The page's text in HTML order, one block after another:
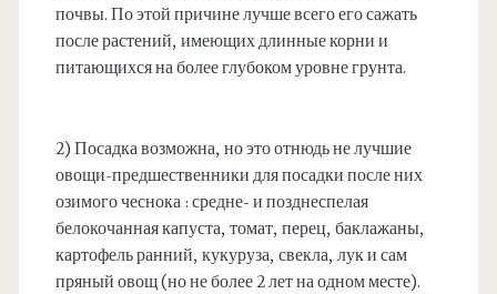
почвы. По этой причине лучше всего его сажать
после растений, имеющих длинные корни и
питающихся на более глубоком уровне грунта.
2) Посадка возможна, но это отнюдь не лучшие
овощи-предшественники для посадки после них
озимого чеснока : средне- и позднеспелая
белокочанная капуста, томат, перец, баклажаны,
картофель ранний, кукуруза, свекла, лук и сам
пряный овощ (но не более 2 лет на одном месте).